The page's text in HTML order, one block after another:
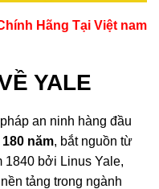
YALE
an ninh hàng đầu
180 năm, bắt nguồn từ
1840 bởi Linus Yale,
tảng trong ngành
Hãng Tại Việt nam